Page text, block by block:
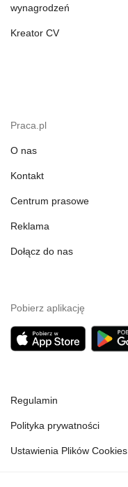
wynagrodzeń
Kreator CV
Praca.pl
O nas
Kontakt
Centrum prasowe
Reklama
Dołącz do nas
Pobierz aplikację
Regulamin
Polityka prywatności
Ustawienia Plików Cookies